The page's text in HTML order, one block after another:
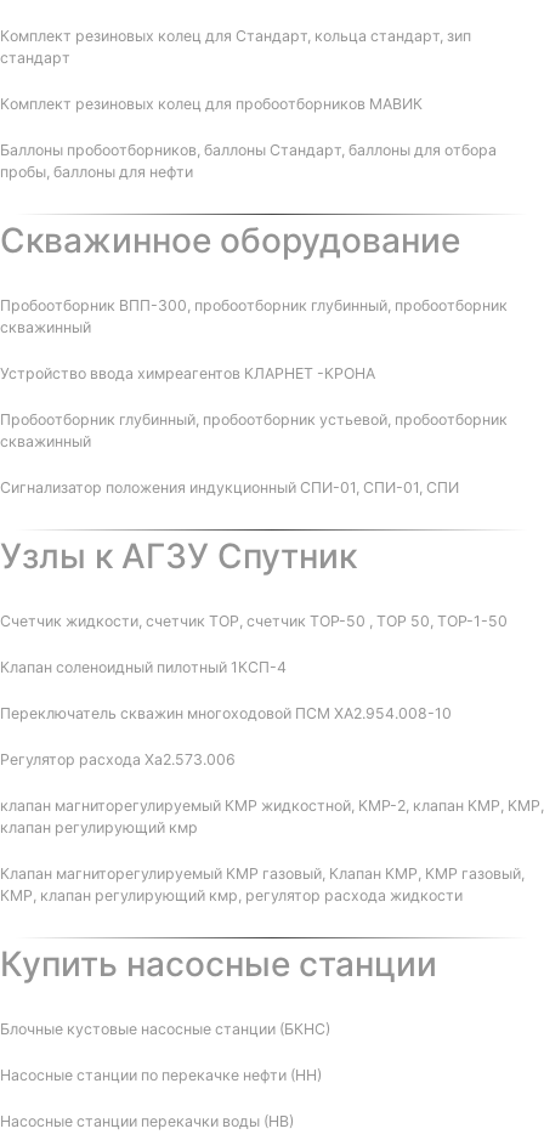
Комплект резиновых колец для Стандарт, кольца стандарт, зип
стандарт
Комплект резиновых колец для пробоотборников МАВИК
Баллоны пробоотборников, баллоны Стандарт, баллоны для отбора
пробы, баллоны для нефти
Скважинное оборудование
Пробоотборник ВПП-300, пробоотборник глубинный, пробоотборник
скважинный
Устройство ввода химреагентов КЛАРНЕТ -КРОНА
Пробоотборник глубинный, пробоотборник устьевой, пробоотборник
скважинный
Сигнализатор положения индукционный СПИ-01, СПИ-01, СПИ
Узлы к АГЗУ Спутник
Счетчик жидкости, счетчик ТОР, счетчик ТОР-50 , ТОР 50, ТОР-1-50
Клапан соленоидный пилотный 1КСП-4
Переключатель скважин многоходовой ПСМ ХА2.954.008-10
Регулятор расхода Ха2.573.006
клапан магниторегулируемый КМР жидкостной, КМР-2, клапан КМР, КМР,
клапан регулирующий кмр
Клапан магниторегулируемый КМР газовый, Клапан КМР, КМР газовый,
КМР, клапан регулирующий кмр, регулятор расхода жидкости
Купить насосные станции
Блочные кустовые насосные станции (БКНС)
Насосные станции по перекачке нефти (НН)
Насосные станции перекачки воды (НВ)